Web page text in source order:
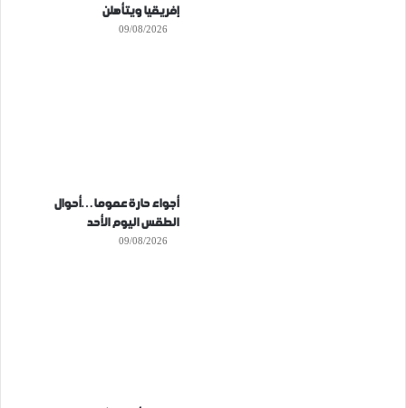
إفريقيا ويتأهلن
09/08/2026
أجواء حارة عموما…أحوال
الطقس اليوم الأحد
09/08/2026